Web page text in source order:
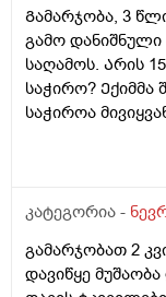
შეგძნება რას
ვშვიდები სულ
სიმპტომები არ
Გამარჯობა, 3
გამო დანიშნული
საღამოს. Არის
საჭირო? Ექიმმა
საჭიროა
კატეგორია -
გამარჯობათ 2
დავიწყე